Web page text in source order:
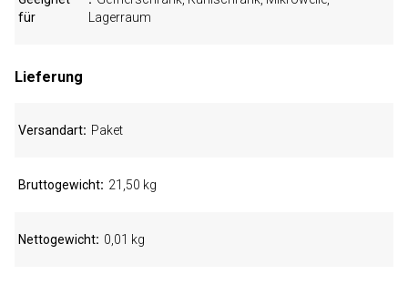
für
Lagerraum
Lieferung
Versandart Paket
Bruttogewicht 21,50 kg
Nettogewicht 0,01 kg